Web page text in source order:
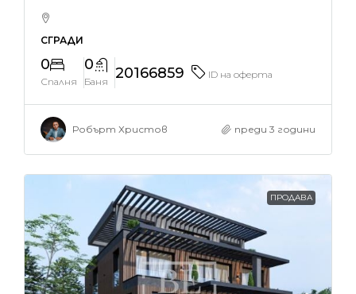
СГРАДИ
0
Спалня
0
Баня 20166859 ID на оферта
Робърт Христов преди 3 години
ПРОДАВА